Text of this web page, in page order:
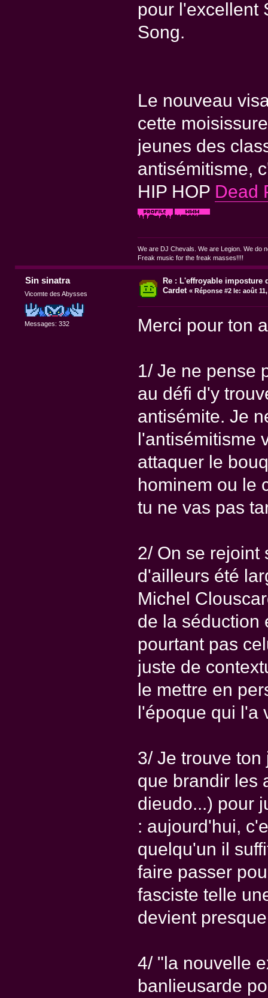
pour l'excellent
Song.
Le nouveau
cette
jeunes des
antisémitisme,
HIP HOP Dead
We are DJ Chevals. We are Legion. We do
Freak music for the freak masses!!!!
Sin sinatra
Vicomte des Abysses
Messages: 332
Re : L'effroyable imposture
Cardet «Réponse #2 le: août
Merci pour ton
1/ Je ne pense
au défi d'y
antisémite. Je
l'antisémitisme
attaquer le
hominem ou le
tu ne vas pas
2/ On se rejoint
d'ailleurs été
Michel
de la séduction
pourtant pas
juste de
le mettre en
l'époque qui l'a
3/ Je trouve
que brandir les
dieudo...) pour
: aujourd'hui,
quelqu'un il
faire passer
fasciste telle
devient
4/ "la nouvelle
banlieusarde